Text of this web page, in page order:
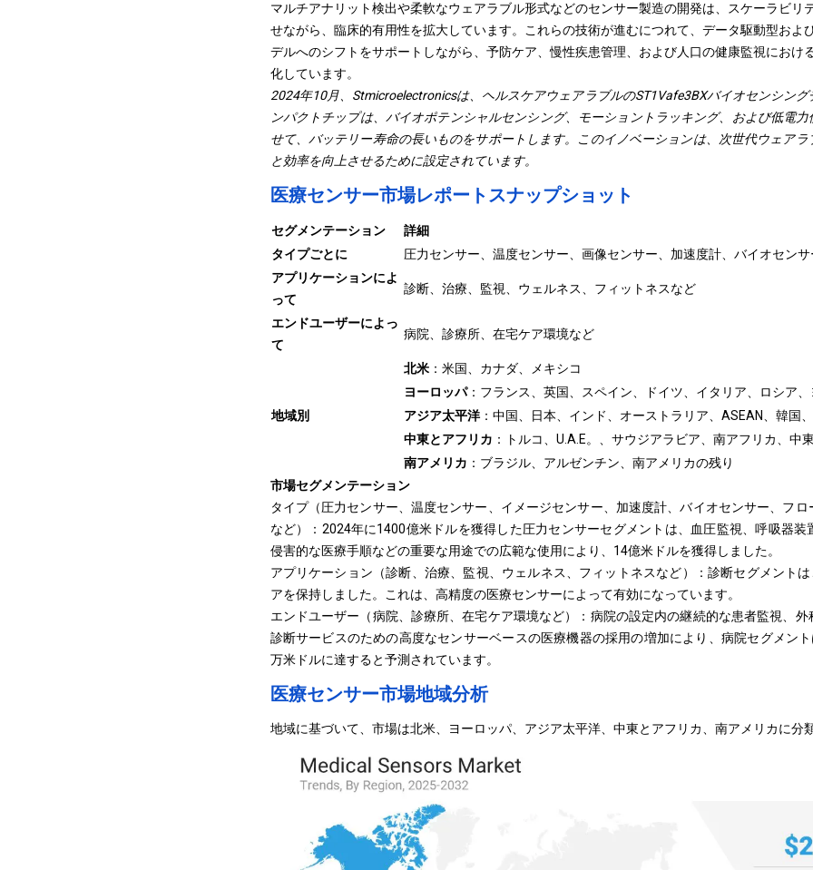
マルチアナリット検出や柔軟なウェアラブル形式などのセンサー製造の開発は、スケーラビリ
せながら、臨床的有用性を拡大しています。これらの技術が進むにつれて、データ駆動型およ
デルへのシフトをサポートしながら、予防ケア、慢性疾患管理、および人口の健康監視におけ
化しています。
2024年10月、Stmicroelectronicsは、ヘルスケアウェアラブルのST1Vafe3BXバイオセンシン
ンパクトチップは、バイオポテンシャルセンシング、モーショントラッキング、および低電
せて、バッテリー寿命の長いものをサポートします。このイノベーションは、次世代ウェア
と効率を向上させるために設定されています。
医療センサー市場レポートスナップショット
セグメンテーション
詳細
タイプごとに
圧力センサー、温度センサー、画像センサー、加速度計、バイオセン
アプリケーションによ
って
診断、治療、監視、ウェルネス、フィットネスなど
エンドユーザーによっ
て
病院、診療所、在宅ケア環境など
地域別
北米：米国、カナダ、メキシコ
ヨーロッパ：フランス、英国、スペイン、ドイツ、イタリア、ロシア
アジア太平洋：中国、日本、インド、オーストラリア、ASEAN、韓国
中東とアフリカ ：トルコ、U.A.E。、サウジアラビア、南アフリカ、中
南アメリカ ：ブラジル、アルゼンチン、南アメリカの残り
市場セグメンテーション
タイプ（圧力センサー、温度センサー、イメージセンサー、加速度計、バイオセンサー、フ
など）：2024年に1400億米ドルを獲得した圧力センサーセグメントは、血圧監視、呼吸器装
侵害的な医療手順などの重要な用途での広範な使用により、14億米ドルを獲得しました。
アプリケーション（診断、治療、監視、ウェルネス、フィットネスなど）：診断セグメント
アを保持しました。これは、高精度の医療センサーによって有効になっています。
エンドユーザー（病院、診療所、在宅ケア環境など）：病院の設定内の継続的な患者監視、
診断サービスのための高度なセンサーベースの医療機器の採用の増加により、病院セグメン
万米ドルに達すると予測されています。
医療センサー市場地域分析
地域に基づいて、市場は北米、ヨーロッパ、アジア太平洋、中東とアフリカ、南アメリカに分